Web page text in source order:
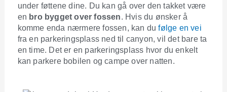
under føttene dine. Du kan gå over den takket være
en bro bygget over fossen. Hvis du ønsker å
komme enda nærmere fossen, kan dufølge en vei
fra en parkeringsplass ned til canyon, vil det bare ta
en time. Det er en parkeringsplass hvor du enkelt
kan parkere bobilen og campe over natten.